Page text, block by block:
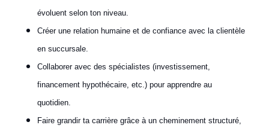
évoluent selon ton niveau.
Créer une relation humaine et de confiance avec la clientèle
en succursale.
Collaborer avec des spécialistes (investissement,
financement hypothécaire, etc.) pour apprendre au
quotidien.
Faire grandir ta carrière grâce à un cheminement structuré,